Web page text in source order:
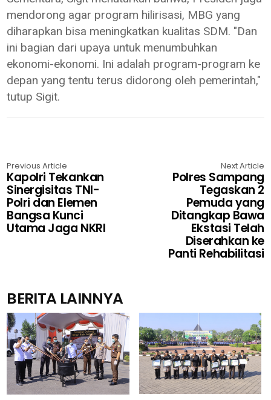
mendorong agar program hilirisasi, MBG yang
diharapkan bisa meningkatkan kualitas SDM. "Dan
ini bagian dari upaya untuk menumbuhkan
ekonomi-ekonomi. Ini adalah program-program ke
depan yang tentu terus didorong oleh pemerintah,"
tutup Sigit.
Previous Article
Kapolri Tekankan
Sinergisitas TNI-
Polri dan Elemen
Bangsa Kunci
Utama Jaga NKRI
Next Article
Polres Sampang
Tegaskan 2
Pemuda yang
Ditangkap Bawa
Ekstasi Telah
Diserahkan ke
Panti Rehabilitasi
BERITA LAINNYA